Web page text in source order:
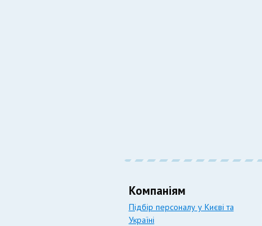
Компаніям
Підбір персоналу у Києві та
Україні